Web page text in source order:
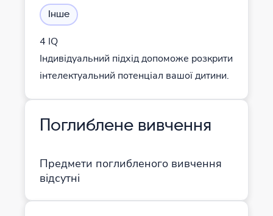
Інше
4 IQ
Індивідуальний підхід допоможе розкрити
інтелектуальний потенціал вашої дитини.
Поглиблене вивчення
Предмети поглибленого вивчення
відсутні